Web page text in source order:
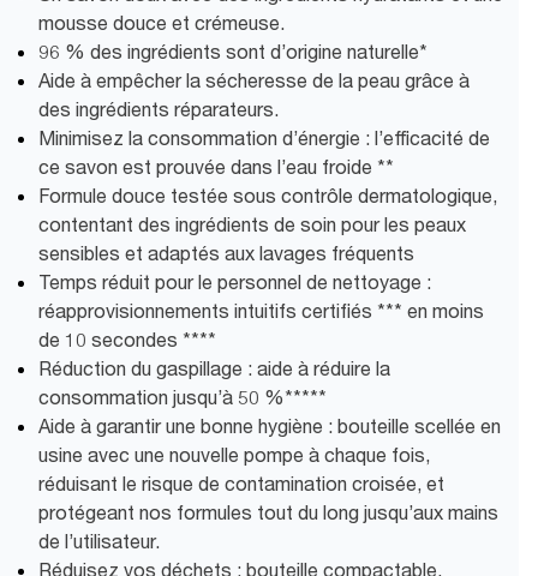
mousse douce et crémeuse.
96 % des ingrédients sont d’origine naturelle*
Aide à empêcher la sécheresse de la peau grâce à
des ingrédients réparateurs.
Minimisez la consommation d’énergie : l’efficacité de
ce savon est prouvée dans l’eau froide **
Formule douce testée sous contrôle dermatologique,
contentant des ingrédients de soin pour les peaux
sensibles et adaptés aux lavages fréquents
Temps réduit pour le personnel de nettoyage :
réapprovisionnements intuitifs certifiés *** en moins
de 10 secondes ****
Réduction du gaspillage : aide à réduire la
consommation jusqu’à 50 %*****
Aide à garantir une bonne hygiène : bouteille scellée en
usine avec une nouvelle pompe à chaque fois,
réduisant le risque de contamination croisée, et
protégeant nos formules tout du long jusqu’aux mains
de l’utilisateur.
Réduisez vos déchets : bouteille compactable,